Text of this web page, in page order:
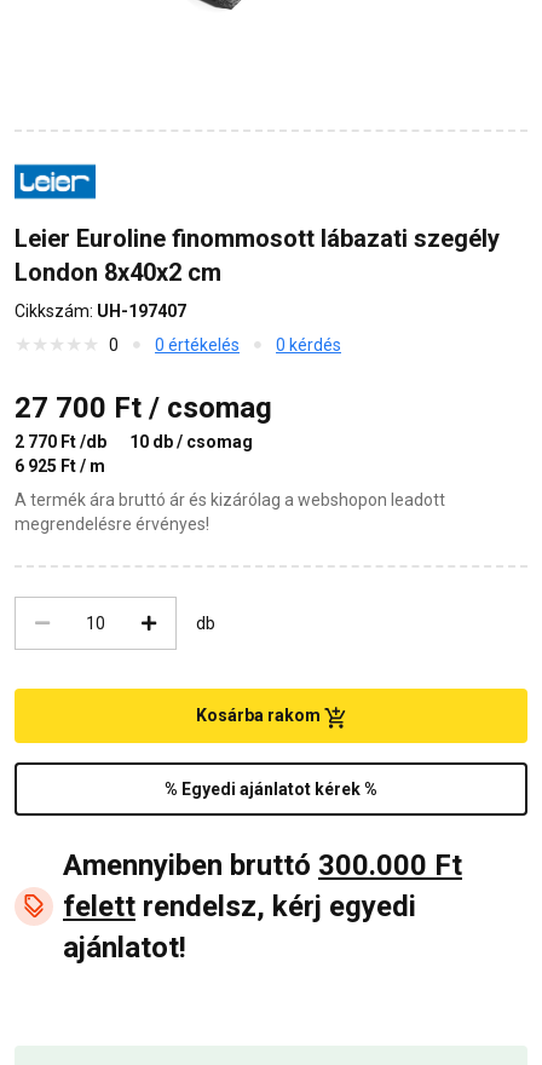
Leier Euroline finommosott lábazati szegély
London 8x40x2 cm
Cikkszám: UH-197407
0
0 értékelés 0 kérdés
27 700 Ft / csomag
2 770 Ft /db
10 db / csomag
6 925 Ft / m
A termék ára bruttó ár és kizárólag a webshopon leadott
megrendelésre érvényes!
db
% Egyedi ajánlatot kérek %
Kosárba rakom
Amennyiben bruttó 300.000 Ft
felett rendelsz, kérj egyedi
ajánlatot!